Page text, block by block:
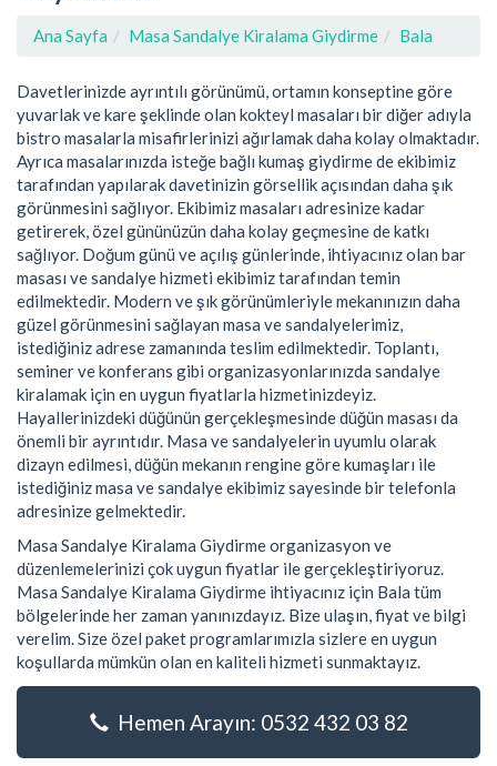
Ana Sayfa Masa Sandalye Kiralama Giydirme Bala
Davetlerinizde ayrıntılı görünümü, ortamın konseptine göre
yuvarlak ve kare şeklinde olan kokteyl masaları bir diğer adıyla
bistro masalarla misafirlerinizi ağırlamak daha kolay olmaktadır.
Ayrıca masalarınızda isteğe bağlı kumaş giydirme de ekibimiz
tarafından yapılarak davetinizin görsellik açısından daha şık
görünmesini sağlıyor. Ekibimiz masaları adresinize kadar
getirerek, özel gününüzün daha kolay geçmesine de katkı
sağlıyor. Doğum günü ve açılış günlerinde, ihtiyacınız olan bar
masası ve sandalye hizmeti ekibimiz tarafından temin
edilmektedir. Modern ve şık görünümleriyle mekanınızın daha
güzel görünmesini sağlayan masa ve sandalyelerimiz,
istediğiniz adrese zamanında teslim edilmektedir. Toplantı,
seminer ve konferans gibi organizasyonlarınızda sandalye
kiralamak için en uygun fiyatlarla hizmetinizdeyiz.
Hayallerinizdeki düğünün gerçekleşmesinde düğün masası da
önemli bir ayrıntıdır. Masa ve sandalyelerin uyumlu olarak
dizayn edilmesi, düğün mekanın rengine göre kumaşları ile
istediğiniz masa ve sandalye ekibimiz sayesinde bir telefonla
adresinize gelmektedir.
Masa Sandalye Kiralama Giydirme organizasyon ve
düzenlemelerinizi çok uygun fiyatlar ile gerçekleştiriyoruz.
Masa Sandalye Kiralama Giydirme ihtiyacınız için Bala tüm
bölgelerinde her zaman yanınızdayız. Bize ulaşın, fiyat ve bilgi
verelim. Size özel paket programlarımızla sizlere en uygun
koşullarda mümkün olan en kaliteli hizmeti sunmaktayız.
Hemen Arayın: 0532 432 03 82